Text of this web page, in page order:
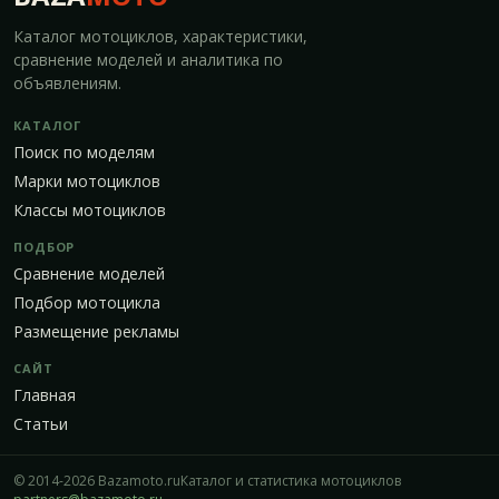
Каталог мотоциклов, характеристики,
сравнение моделей и аналитика по
объявлениям.
КАТАЛОГ
Поиск по моделям
Марки мотоциклов
Классы мотоциклов
ПОДБОР
Сравнение моделей
Подбор мотоцикла
Размещение рекламы
САЙТ
Главная
Статьи
© 2014-2026 Bazamoto.ruКаталог и статистика мотоциклов